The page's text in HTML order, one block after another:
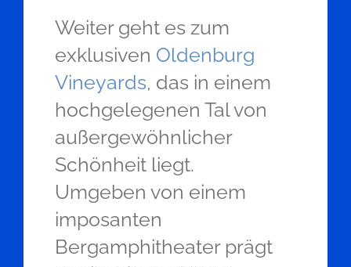
Weiter geht es zum
exklusiven Oldenburg
Vineyards, das in einem
hochgelegenen Tal von
außergewöhnlicher
Schönheit liegt.
Umgeben von einem
imposanten
Bergamphitheater prägt